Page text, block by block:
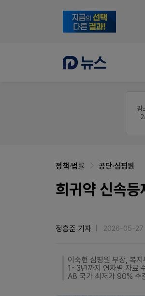
팜
정책·법률 공단·심평원
희귀약 신속
정흥준 기자 2026-05-27
이숙현 심평원 부장, 복
1~3년까지 연차별 자료
A8 국가 최저가 90% 수